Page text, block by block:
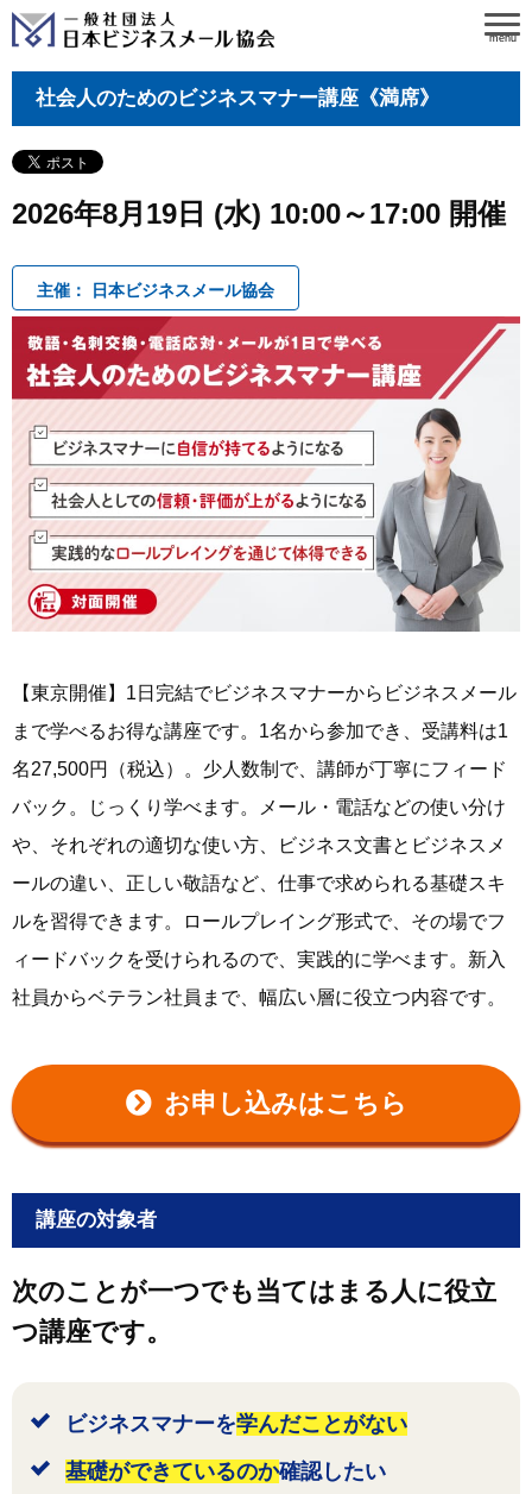
menu
社会人のためのビジネスマナー講座《満席》
2026年8月19日 (水) 10:00～17:00 開催
主催： 日本ビジネスメール協会
【東京開催】1日完結でビジネスマナーからビジネスメール
まで学べるお得な講座です。1名から参加でき、受講料は1
名27,500円（税込）。少人数制で、講師が丁寧にフィード
バック。じっくり学べます。メール・電話などの使い分け
や、それぞれの適切な使い方、ビジネス文書とビジネスメ
ールの違い、正しい敬語など、仕事で求められる基礎スキ
ルを習得できます。ロールプレイング形式で、その場でフ
ィードバックを受けられるので、実践的に学べます。新入
社員からベテラン社員まで、幅広い層に役立つ内容です。
お申し込みはこちら
講座の対象者
次のことが一つでも当てはまる人に役立
つ講座です。
ビジネスマナーを学んだことがない
基礎ができているのか確認したい